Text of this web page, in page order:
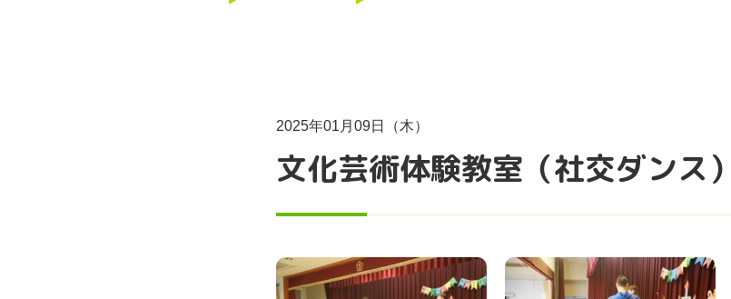
2025年01月09日（木）
文化芸術体験教室（社交ダンス）